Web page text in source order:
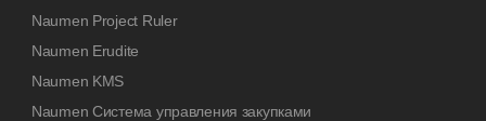
Naumen Project Ruler
Naumen Erudite
Naumen KMS
Naumen Система управления закупками